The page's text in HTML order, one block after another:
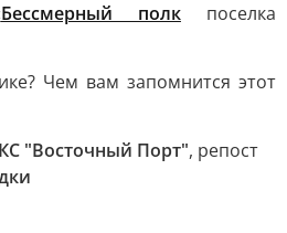
Бессмерный полкпоселка
Чем вам запомнится этот
"Восточный Порт", репост